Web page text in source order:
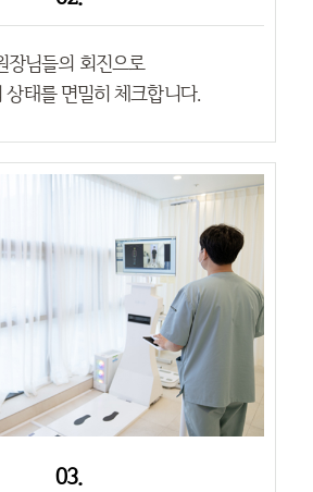
장님들의 회진으로
상태를 면밀히 체크합니다.
03.